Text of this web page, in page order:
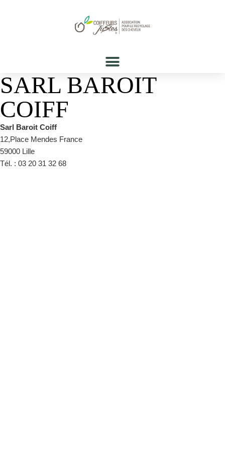
SARL BAROIT
COIFF
Sarl Baroit Coiff
12,Place Mendes France
59000 Lille
Tél. : 03 20 31 32 68